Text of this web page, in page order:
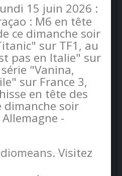
15 juin 2026 :
: M6 en tête
ce dimanche soir
sur TF1, au
pas en Italie" sur
"Vanina,
sur France 3,
en tête des
dimanche soir
-
Visitez
de-